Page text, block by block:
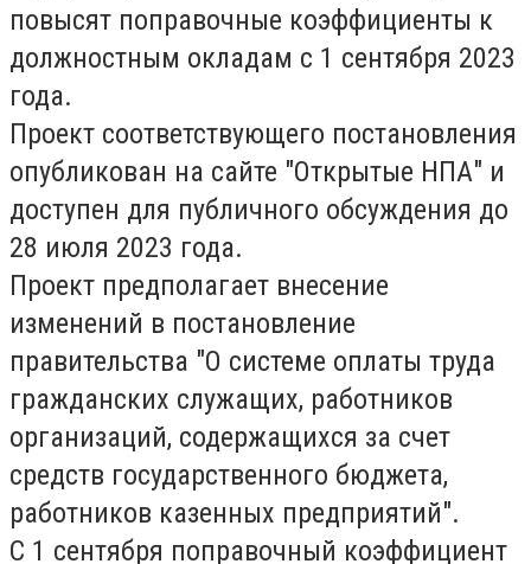
повысят поправочные коэффициенты к
должностным окладам с 1 сентября 2023
года.
Проект соответствующего постановления
опубликован на сайте "Открытые НПА" и
доступен для публичного обсуждения до
28 июля 2023 года.
Проект предполагает внесение
изменений в постановление
правительства "О системе оплаты труда
гражданских служащих, работников
организаций, содержащихся за счет
средств государственного бюджета,
работников казенных предприятий".
С 1 сентября поправочный коэффициент